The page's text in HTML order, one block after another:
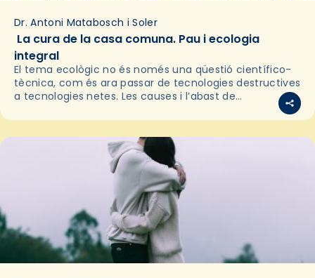
Dr. Antoni Matabosch i Soler
La cura de la casa comuna. Pau i ecologia
integral
El tema ecològic no és només una qüestió científico-
tècnica, com és ara passar de tecnologies destructives
a tecnologies netes. Les causes i l’abast de
l’emergència ecològica actual venen de molt lluny i…